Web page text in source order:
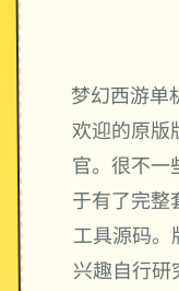
梦幻西游单
欢迎的原版
官。很不一
于有了完整
工具源码
兴趣自行研